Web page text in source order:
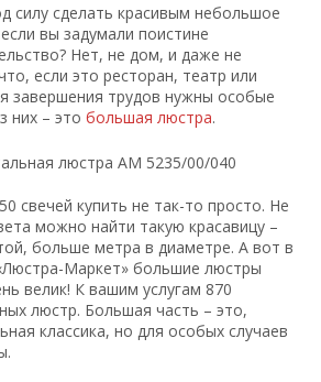
силу сделать красивым небольшое
вы задумали поистине
Нет, не дом, и даже не
если это ресторан, театр или
завершения трудов нужны особые
них – это большая люстра.
свечей купить не так-то просто. Не
можно найти такую красавицу –
больше метра в диаметре. А вот в
Маркет» большие люстры
велик! К вашим услугам 870
люстр. Большая часть – это,
классика, но для особых случаев